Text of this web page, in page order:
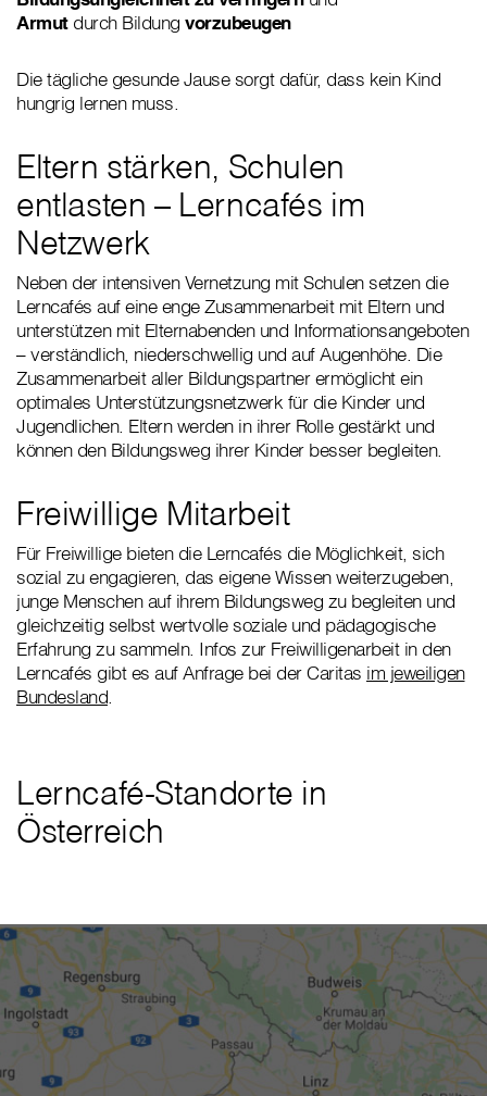
Armut durch Bildung vorzubeugen
Die tägliche gesunde Jause sorgt dafür, dass kein Kind
hungrig lernen muss.
Eltern stärken, Schulen
entlasten – Lerncafés im
Netzwerk
Neben der intensiven Vernetzung mit Schulen setzen die
Lerncafés auf eine enge Zusammenarbeit mit Eltern und
unterstützen mit Elternabenden und Informationsangeboten
– verständlich, niederschwellig und auf Augenhöhe. Die
Zusammenarbeit aller Bildungspartner ermöglicht ein
optimales Unterstützungsnetzwerk für die Kinder und
Jugendlichen. Eltern werden in ihrer Rolle gestärkt und
können den Bildungsweg ihrer Kinder besser begleiten.
Freiwillige Mitarbeit
Für Freiwillige bieten die Lerncafés die Möglichkeit, sich
sozial zu engagieren, das eigene Wissen weiterzugeben,
junge Menschen auf ihrem Bildungsweg zu begleiten und
gleichzeitig selbst wertvolle soziale und pädagogische
Erfahrung zu sammeln. Infos zur Freiwilligenarbeit in den
Lerncafés gibt es auf Anfrage bei der Caritas im jeweiligen
Bundesland.
Lerncafé-Standorte in
Österreich